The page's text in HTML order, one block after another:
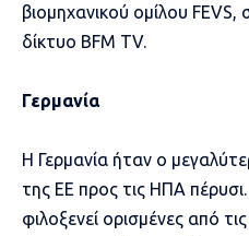
βιομηχανικού ομίλου FEVS,
δίκτυο BFM TV.
Γερμανία
Η Γερμανία ήταν ο
της ΕΕ προς τις ΗΠΑ
φιλοξενεί ορισμένες από